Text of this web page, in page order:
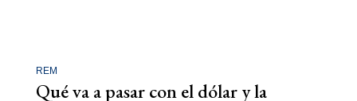
REM
Qué va a pasar con el dólar y la